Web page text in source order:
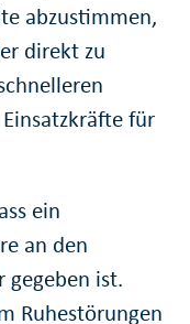
abzustimmen,
direkt zu
für
ein
an den
gegeben ist.
Ruhestörungen